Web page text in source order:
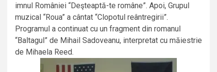
imnul României “Deşteaptă-te române”. Apoi, Grupul
muzical “Roua” a cântat “Clopotul reântregirii”.
Programul a continuat cu un fragment din romanul
“Baltagul” de Mihail Sadoveanu, interpretat cu măiestrie
de Mihaela Reed.